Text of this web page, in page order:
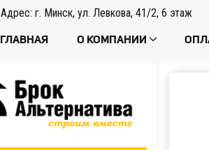
Адрес: г. Минск, ул. Левкова, 41/2, 6 этаж
ГЛАВНАЯ О КОМПАНИИ